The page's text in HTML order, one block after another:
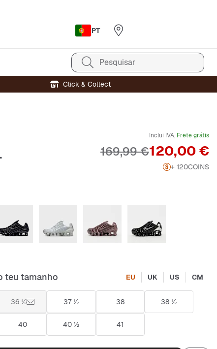
PT
Pesquisar
Click & Collect
Inclui IVA, Frete grátis
Preço
120,00 €
Preço original
169,99 €
+ 120COINS
teu tamanho EU UK US CM
36 ½ 37 ½ 38 38 ½
40 40 ½ 41